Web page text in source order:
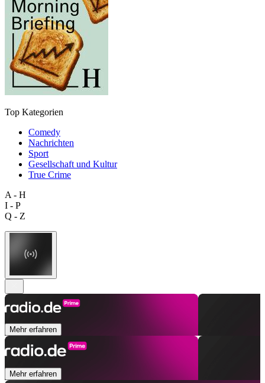
Top Kategorien
Comedy
Nachrichten
Sport
Gesellschaft und Kultur
True Crime
A - H
I - P
Q - Z
Mehr erfahren
Mehr erfahren